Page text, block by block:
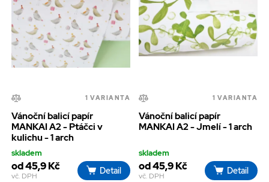
1 VARIANTA
Vánoční balicí papír
MANKAI A2 - Ptáčci v
kulichu - 1 arch
skladem
od 45,9 Kč
vč. DPH
Detail
1 VARIANTA
Vánoční balicí papír
MANKAI A2 - Jmelí - 1 arch
skladem
od 45,9 Kč
vč. DPH
Detail